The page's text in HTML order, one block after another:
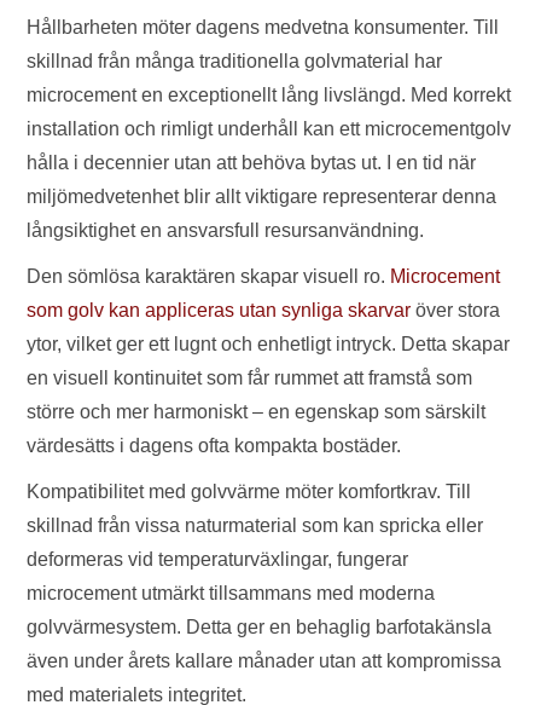
Hållbarheten möter dagens medvetna konsumenter. Till
skillnad från många traditionella golvmaterial har
microcement en exceptionellt lång livslängd. Med korrekt
installation och rimligt underhåll kan ett microcementgolv
hålla i decennier utan att behöva bytas ut. I en tid när
miljömedvetenhet blir allt viktigare representerar denna
långsiktighet en ansvarsfull resursanvändning.
Den sömlösa karaktären skapar visuell ro. Microcement
som golv kan appliceras utan synliga skarvar över stora
ytor, vilket ger ett lugnt och enhetligt intryck. Detta skapar
en visuell kontinuitet som får rummet att framstå som
större och mer harmoniskt – en egenskap som särskilt
värdesätts i dagens ofta kompakta bostäder.
Kompatibilitet med golvvärme möter komfortkrav. Till
skillnad från vissa naturmaterial som kan spricka eller
deformeras vid temperaturväxlingar, fungerar
microcement utmärkt tillsammans med moderna
golvvärmesystem. Detta ger en behaglig barfotakänsla
även under årets kallare månader utan att kompromissa
med materialets integritet.